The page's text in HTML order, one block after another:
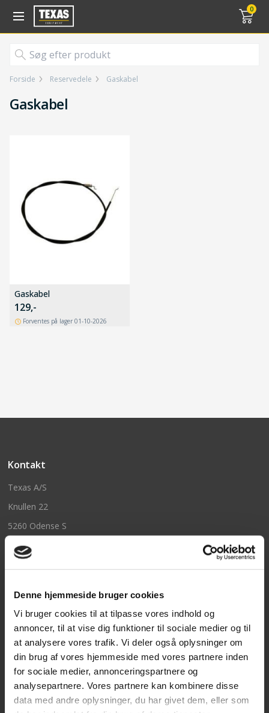
Denne hjemmeside bruger cookies
Vi bruger cookies til at tilpasse vores indhold og
annoncer, til at vise dig funktioner til sociale medier og til
at analysere vores trafik. Vi deler også oplysninger om
din brug af vores hjemmeside med vores partnere inden
for sociale medier, annonceringspartnere og
analysepartnere. Vores partnere kan kombinere disse
data med andre oplysninger, du har givet dem, eller som
0
Forside Reservedele Gaskabel
Gaskabel
Gaskabel
129,-
Forventes på lager 01-10-2026
Kontakt
Texas A/S
Knullen 22
5260 Odense S
CVR: DK66212319
Tlf: 63 95 55 55
Mandag - torsdag 09:00 - 15:00
Fredag 09:00 - 14:30
Telefonerne er åben alle hverdage
post@texas.dk
Mails besvares alle hverdage